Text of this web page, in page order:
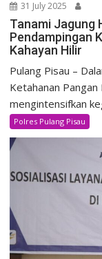
31 July 2025
Tanami Jagung
Pendampingan
Kahayan Hilir
Pulang Pisau –
Ketahanan
mengintensifkan
Polres Pulang Pisau